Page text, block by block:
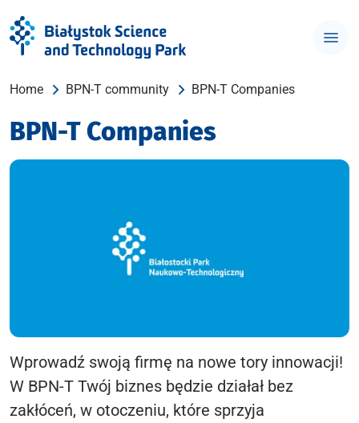
Home BPN-T community BPN-T Companies
BPN-T Companies
Wprowadź swoją firmę na nowe tory innowacji!
W BPN-T Twój biznes będzie działał bez
zakłóceń, w otoczeniu, które sprzyja